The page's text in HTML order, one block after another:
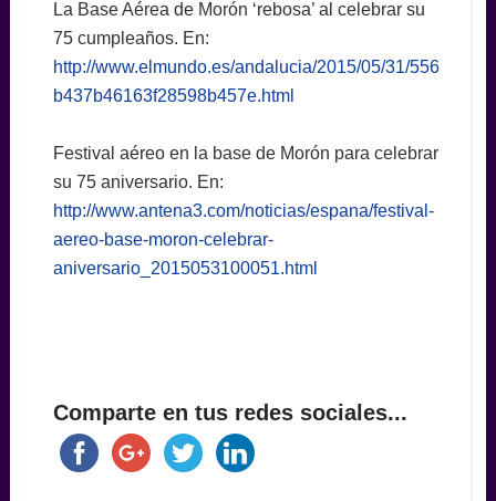
La Base Aérea de Morón ‘rebosa’ al celebrar su
75 cumpleaños. En:
http://www.elmundo.es/andalucia/2015/05/31/556
b437b46163f28598b457e.html
Festival aéreo en la base de Morón para celebrar
su 75 aniversario. En:
http://www.antena3.com/noticias/espana/festival-
aereo-base-moron-celebrar-
aniversario_2015053100051.html
Comparte en tus redes sociales...